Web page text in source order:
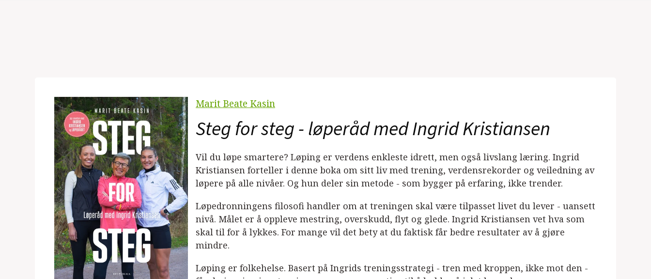
Marit Beate Kasin
Steg for steg - løperåd med Ingrid Kristiansen
Vil du løpe smartere? Løping er verdens enkleste idrett, men også livslang læring. Ingrid
Kristiansen forteller i denne boka om sitt liv med trening, verdensrekorder og veiledning av
løpere på alle nivåer. Og hun deler sin metode - som bygger på erfaring, ikke trender.
Løpedronningens filosofi handler om at treningen skal være tilpasset livet du lever - uansett
nivå. Målet er å oppleve mestring, overskudd, flyt og glede. Ingrid Kristiansen vet hva som
skal til for å lykkes. For mange vil det bety at du faktisk får bedre resultater av å gjøre
mindre.
Løping er folkehelse. Basert på Ingrids treningsstrategi - tren med kroppen, ikke mot den -